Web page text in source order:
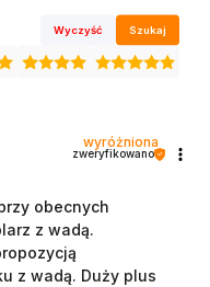
Wyczyść Szukaj
wyróżniona
zweryfikowano
obecnych
z wadą.
z wadą. Duży plus